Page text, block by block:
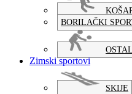
BORILAČKI
Zimski sportovi
SKIJE